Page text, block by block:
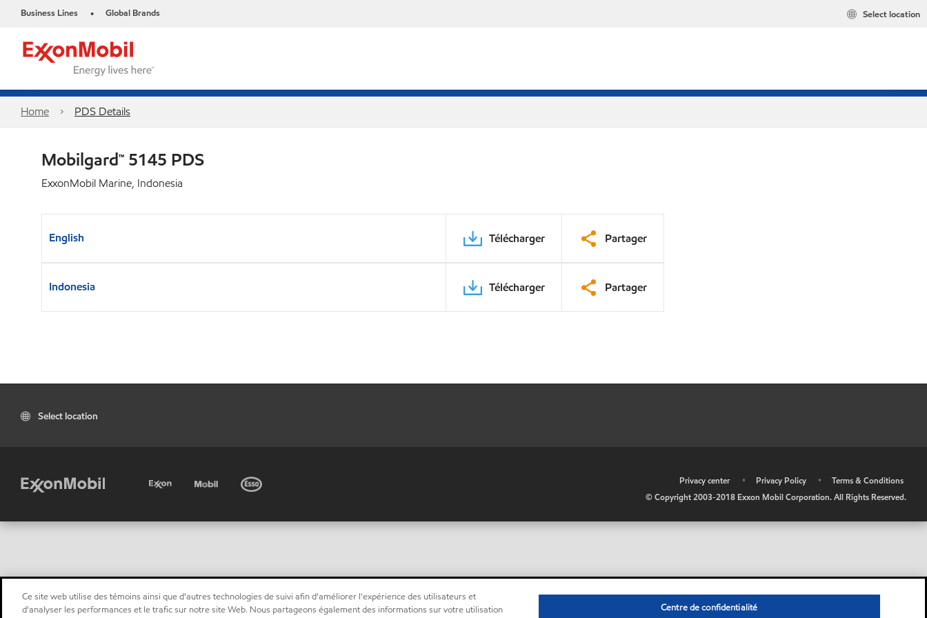
Business Lines • Global Brands Select location
Home PDS Details
Mobilgard™ 5145 PDS
ExxonMobil Marine, Indonesia
English Télécharger Partager
Indonesia Télécharger Partager
Select location
Privacy center • Privacy Policy •
Terms & Conditions
© Copyright 2003-2018 Exxon Mobil Corporation. All Rights Reserved.
Ce site web utilise des témoins ainsi que d'autres technologies de suivi afin d'améliorer l'expérience des utilisateurs et
d'analyser les performances et le trafic sur notre site Web. Nous partageons également des informations sur votre utilisation
Centre de confidentialité